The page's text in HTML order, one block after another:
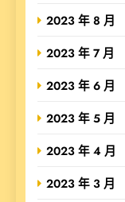
2023 年 8 月
2023 年 7 月
2023 年 6 月
2023 年 5 月
2023 年 4 月
2023 年 3 月